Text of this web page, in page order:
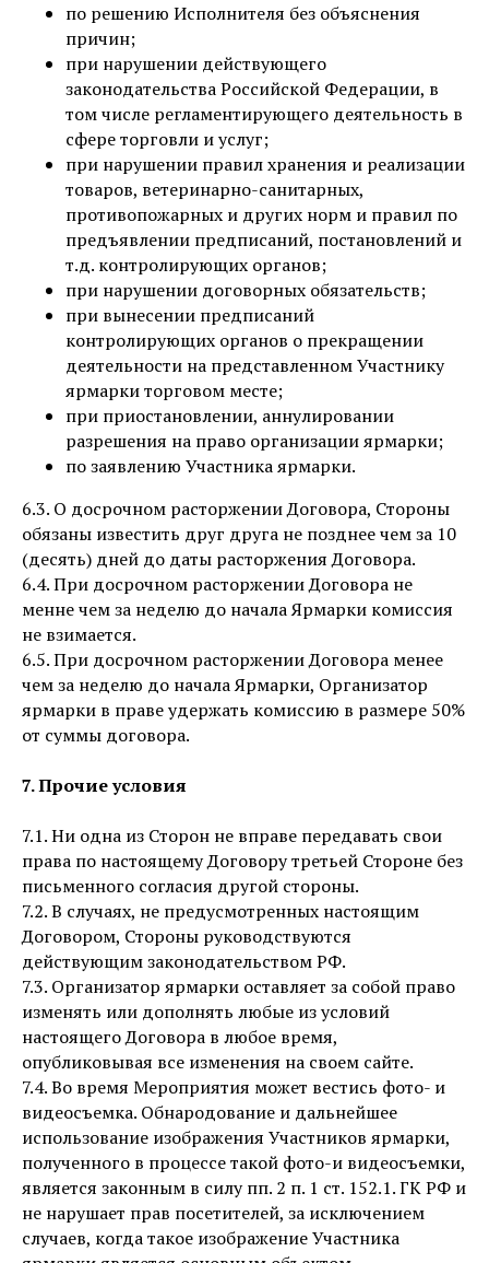
по решению Исполнителя без объяснения
причин;
при нарушении действующего
законодательства Российской Федерации, в
том числе регламентирующего деятельность в
сфере торговли и услуг;
при нарушении правил хранения и реализации
товаров, ветеринарно-санитарных,
противопожарных и других норм и правил по
предъявлении предписаний, постановлений и
т.д. контролирующих органов;
при нарушении договорных обязательств;
при вынесении предписаний
контролирующих органов о прекращении
деятельности на представленном Участнику
ярмарки торговом месте;
при приостановлении, аннулировании
разрешения на право организации ярмарки;
по заявлению Участника ярмарки.
6.3. О досрочном расторжении Договора, Стороны
обязаны известить друг друга не позднее чем за 10
(десять) дней до даты расторжения Договора.
6.4. При досрочном расторжении Договора не
менне чем за неделю до начала Ярмарки комиссия
не взимается.
6.5. При досрочном расторжении Договора менее
чем за неделю до начала Ярмарки, Организатор
ярмарки в праве удержать комиссию в размере 50%
от суммы договора.
7. Прочие условия
7.1. Ни одна из Сторон не вправе передавать свои
права по настоящему Договору третьей Стороне без
письменного согласия другой стороны.
7.2. В случаях, не предусмотренных настоящим
Договором, Стороны руководствуются
действующим законодательством РФ.
7.3. Организатор ярмарки оставляет за собой право
изменять или дополнять любые из условий
настоящего Договора в любое время,
опубликовывая все изменения на своем сайте.
7.4. Во время Мероприятия может вестись фото- и
видеосъемка. Обнародование и дальнейшее
использование изображения Участников ярмарки,
полученного в процессе такой фото-и видеосъемки,
является законным в силу пп. 2 п. 1 ст. 152.1. ГК РФ и
не нарушает прав посетителей, за исключением
случаев, когда такое изображение Участника